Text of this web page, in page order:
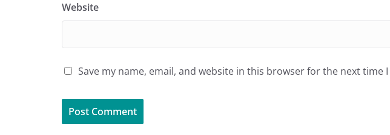
Website
Save my name, email, and website in this browser for the next time